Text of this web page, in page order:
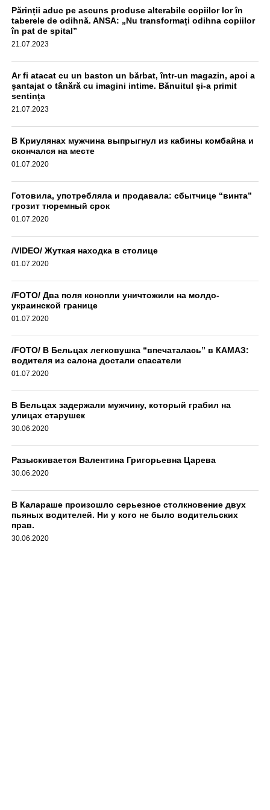
на алкоголь, результат оказался отрицательным,
передаёт unimedia.info. Все обстоятельства инцидента
выясняются.
Părinții aduc pe ascuns produse alterabile copiilor lor în
taberele de odihnă. ANSA: „Nu transformați odihna copiilor
în pat de spital”
21.07.2023
Ar fi atacat cu un baston un bărbat, într-un magazin, apoi a
șantajat o tânără cu imagini intime. Bănuitul și-a primit
sentința
21.07.2023
В Криулянах мужчина выпрыгнул из кабины комбайна и
скончался на месте
01.07.2020
Готовила, употребляла и продавала: сбытчице “винта”
грозит тюремный срок
01.07.2020
/VIDEO/ Жуткая находка в столице
01.07.2020
/FOTO/ Два поля конопли уничтожили на молдо-
украинской границе
01.07.2020
/FOTO/ В Бельцах легковушка “впечаталась” в КАМАЗ:
водителя из салона достали спасатели
01.07.2020
В Бельцах задержали мужчину, который грабил на
улицах старушек
30.06.2020
Разыскивается Валентина Григорьевна Царева
30.06.2020
В Калараше произошло серьезное столкновение двух
пьяных водителей. Ни у кого не было водительских
прав.
30.06.2020